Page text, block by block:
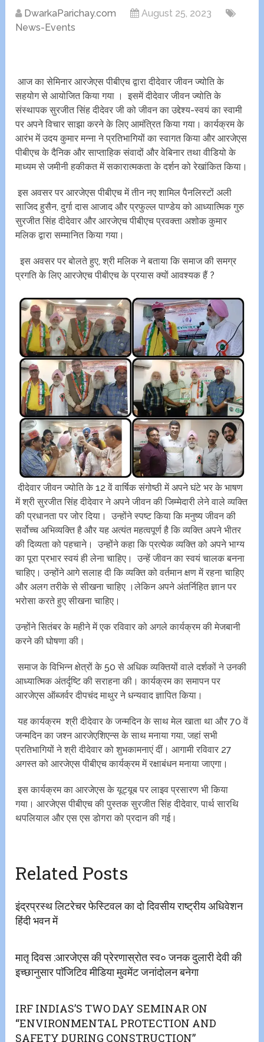
DwarkaParichay.com
August 25, 2023
News-Events
आज का सेमिनार आरजेएस पीबीएच द्वारा दीदेवार जीवन ज्योति के
सहयोग से आयोजित किया गया । इसमें दीदेवार जीवन ज्योति के
संस्थापक सुरजीत सिंह दीदेवर जी को जीवन का उद्देश्य-स्वयं का स्वामी
पर अपने विचार साझा करने के लिए आमंत्रित किया गया। कार्यक्रम के
आरंभ में उदय कुमार मन्ना ने प्रतिभागियों का स्वागत किया और आरजेएस
पीबीएच के दैनिक और साप्ताहिक संवादों और वेबिनार तथा वीडियो के
माध्यम से जमीनी हकीकत में सकारात्मकता के दर्शन को रेखांकित किया।
इस अवसर पर आरजेएस पीबीएच में तीन नए शामिल पैनलिस्टों अली
साजिद हुसैन, दुर्गा दास आजाद और प्रफुल्ल पाण्डेय को आध्यात्मिक गुरु
सुरजीत सिंह दीदेवार और आरजेएच पीबीएच प्रवक्ता अशोक कुमार
मलिक द्वारा सम्मानित किया गया।
इस अवसर पर बोलते हुए, श्री मलिक ने बताया कि समाज की समग्र
प्रगति के लिए आरजेएच पीबीएच के प्रयास क्यों आवश्यक हैं ?
दीदेवार जीवन ज्योति के 12 वें वार्षिक संगोष्ठी में अपने घंटे भर के भाषण
में श्री सुरजीत सिंह दीदेवार ने अपने जीवन की जिम्मेदारी लेने वाले व्यक्ति
की प्रधानता पर जोर दिया। उन्होंने स्पष्ट किया कि मनुष्य जीवन की
सर्वोच्च अभिव्यक्ति है और यह अत्यंत महत्वपूर्ण है कि व्यक्ति अपने भीतर
की दिव्यता को पहचाने। उन्होंने कहा कि प्रत्येक व्यक्ति को अपने भाग्य
का पूरा प्रभार स्वयं ही लेना चाहिए। उन्हें जीव‌न का स्वयं चालक बनना
चाहिए। उन्होंने आगे सलाह दी कि व्यक्ति को वर्तमान क्षण में रहना चाहिए
और अलग तरीके से सीखना चाहिए ।लेकिन अपने अंतर्निहित ज्ञान पर
भरोसा करते हुए सीखना चाहिए।
उन्होंने सितंबर के महीने में एक रविवार को अगले कार्यक्रम की मेजबानी
करने की घोषणा की।
समाज के विभिन्न क्षेत्रों के 50 से अधिक व्यक्तियों वाले दर्शकों ने उनकी
आध्यात्मिक अंतर्दृष्टि की सराहना की। कार्यक्रम का समापन पर
आरजेएस ऑब्जर्वर दीपचंद माथुर ने धन्यवाद ज्ञापित किया।
यह कार्यक्रम श्री दीदेवार के जन्मदिन के साथ मेल खाता था और 70 वें
जन्मदिन का जश्न आरजेएशिएन्स के साथ मनाया गया, जहां सभी
प्रतिभागियों ने श्री दीदेवार को शुभकामनाएं दीं। आगामी रविवार 27
अगस्त को आरजेएस पीबीएच कार्यक्रम में रक्षाबंधन मनाया जाएगा।
इस कार्यक्रम का आरजेएस के यूट्यूब पर लाइव प्रसारण भी किया
गया। आरजेएस पीबीएच की पुस्तक सुरजीत सिंह दीदेवार, पार्थ सारथि
थपलियाल और एस एस डोगरा को प्रदान की गई।
Related Posts
इंद्रप्रस्थ लिटरेचर फेस्टिवल का दो दिवसीय राष्ट्रीय अधिवेशन
हिंदी भवन में
मातृ दिवस :आरजेएस की प्रेरणास्रोत स्व० जनक दुलारी देवी की
इच्छानुसार पाॅजिटिव मीडिया मुवमेंट जनांदोलन बनेगा
IRF INDIAS’S TWO DAY SEMINAR ON
“ENVIRONMENTAL PROTECTION AND
SAFETY DURING CONSTRUCTION”